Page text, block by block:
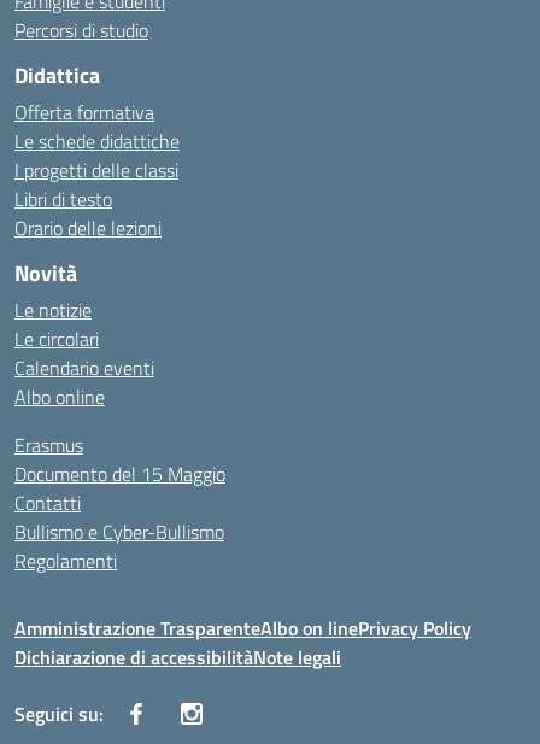
Percorsi di studio
Didattica
Offerta formativa
Le schede didattiche
I progetti delle classi
Libri di testo
Orario delle lezioni
Novità
Le notizie
Le circolari
Calendario eventi
Albo online
Erasmus
Documento del 15 Maggio
Contatti
Bullismo e Cyber-Bullismo
Regolamenti
Amministrazione TrasparenteAlbo on linePrivacy Policy
Dichiarazione di accessibilitàNote legali
Seguici su: